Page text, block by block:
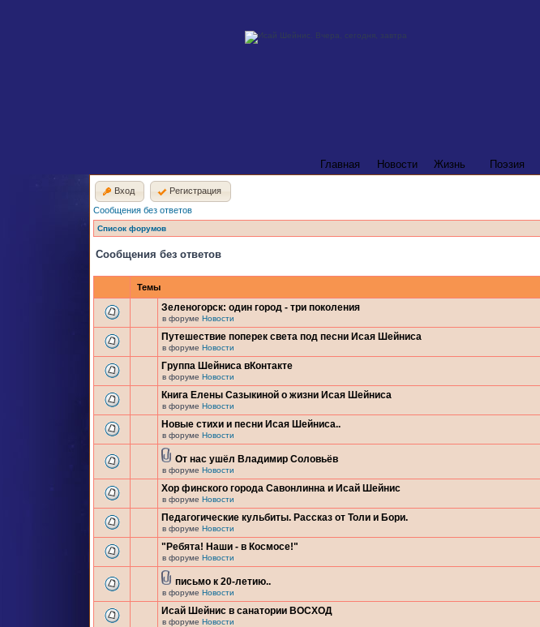
Главная Новости Жизнь Поэзия
Вход Регистрация
Сообщения без ответов
Список форумов
Сообщения без ответов
Темы
Зеленогорск: один город - три поколения
в форуме Новости
Путешествие поперек света под песни Исая Шейниса
в форуме Новости
Группа Шейниса вКонтакте
в форуме Новости
Книга Елены Сазыкиной о жизни Исая Шейниса
в форуме Новости
Новые стихи и песни Исая Шейниса..
в форуме Новости
От нас ушёл Владимир Соловьёв
в форуме Новости
Хор финского города Савонлинна и Исай Шейнис
в форуме Новости
Педагогические кульбиты. Рассказ от Толи и Бори.
в форуме Новости
"Ребята! Наши - в Космосе!"
в форуме Новости
письмо к 20-летию..
в форуме Новости
Исай Шейнис в санатории ВОСХОД
в форуме Новости